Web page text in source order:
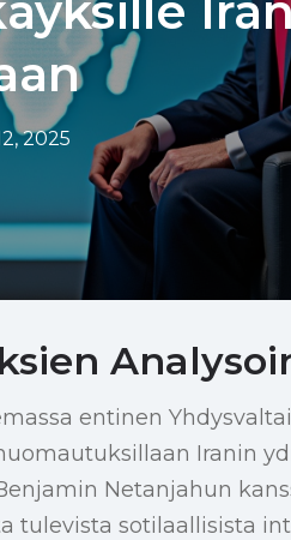
2025
entinen
Iranin
Netanjahun
tulevista sotilaallisista